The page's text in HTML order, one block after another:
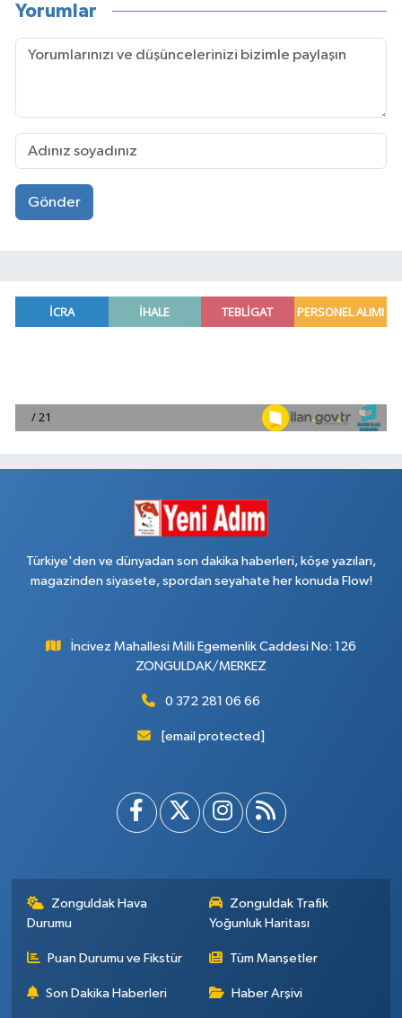
Yorumlar
Gönder
Türkiye'den ve dünyadan son dakika haberleri, köşe yazıları,
magazinden siyasete, spordan seyahate her konuda Flow!
İncivez Mahallesi Milli Egemenlik Caddesi No: 126
ZONGULDAK/MERKEZ
0 372 281 06 66
[email protected]
Zonguldak Hava
Durumu
Zonguldak Trafik
Yoğunluk Haritası
Puan Durumu ve Fikstür Tüm Manşetler
Son Dakika Haberleri Haber Arşivi